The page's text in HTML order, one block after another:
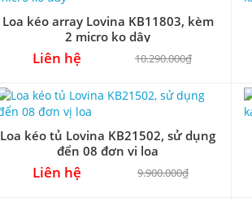
Loa kéo array Lovina KB11803, kèm
2 micro ko dây
Liên hệ 10.290.000₫
Loa kéo tủ Lovina KB21502, sử dụng
đển 08 đơn vị loa
Liên hệ 9.900.000₫